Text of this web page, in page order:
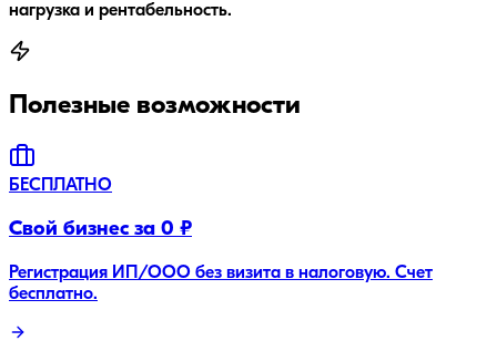
нагрузка и рентабельность.
Полезные возможности
БЕСПЛАТНО
Свой бизнес за 0 ₽
Регистрация ИП/ООО без визита в налоговую. Счет
бесплатно.